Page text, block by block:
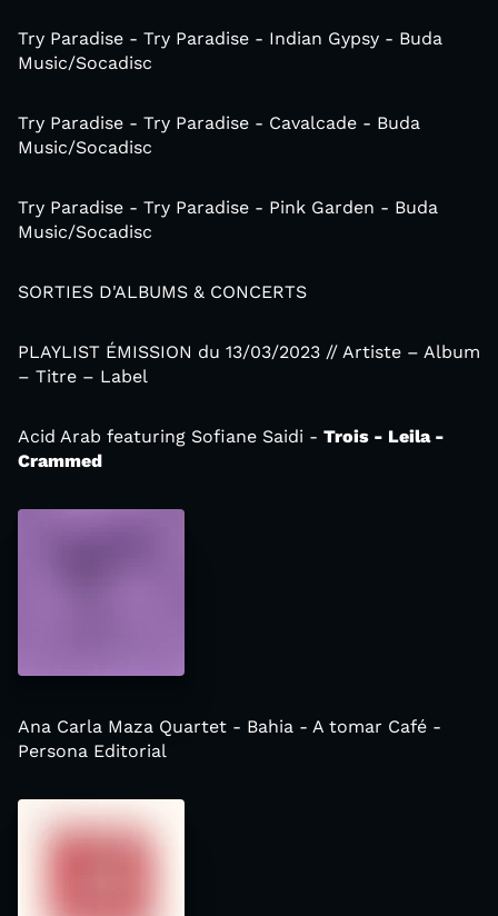
Try Paradise - Try Paradise - Indian Gypsy - Buda
Music/Socadisc
Try Paradise - Try Paradise - Cavalcade - Buda
Music/Socadisc
Try Paradise - Try Paradise - Pink Garden - Buda
Music/Socadisc
SORTIES D'ALBUMS & CONCERTS
PLAYLIST ÉMISSION du 13/03/2023 // Artiste – Album
– Titre – Label
Acid Arab featuring Sofiane Saidi - Trois - Leila -
Crammed
Ana Carla Maza Quartet - Bahia - A tomar Café -
Persona Editorial